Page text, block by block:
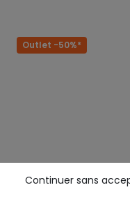
Outlet -50%*
Continuer sans